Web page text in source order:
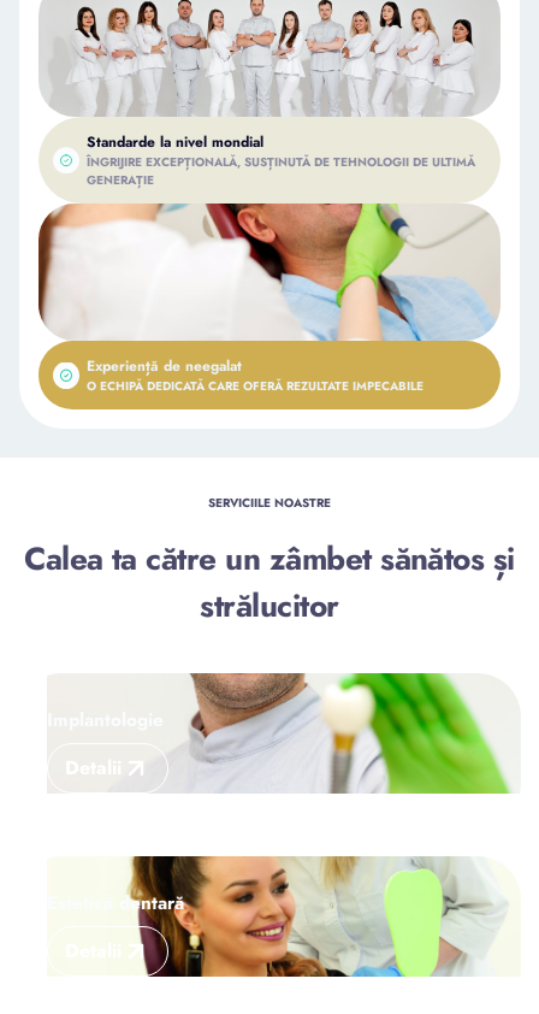
Standarde la nivel mondial
ÎNGRIJIRE EXCEPȚIONALĂ, SUSȚINUTĂ DE TEHNOLOGII DE ULTIMĂ
GENERAȚIE
Experiență de neegalat
O ECHIPĂ DEDICATĂ CARE OFERĂ REZULTATE IMPECABILE
SERVICIILE NOASTRE
Calea ta către un zâmbet sănătos și
strălucitor
Estetică dentară